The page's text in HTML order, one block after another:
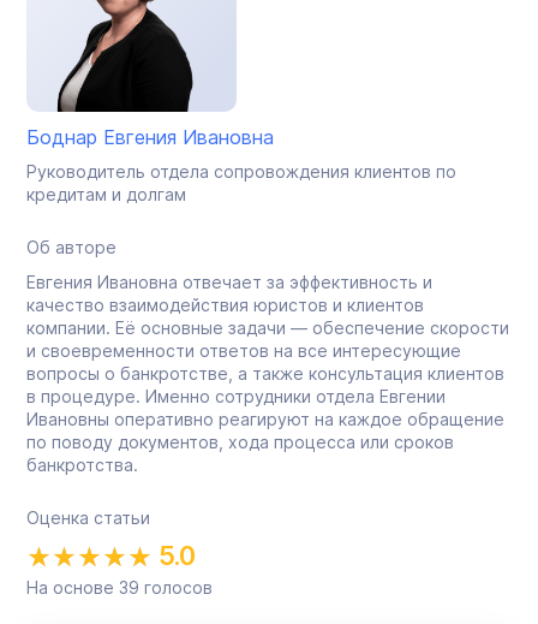
Боднар Евгения Ивановна
Руководитель отдела сопровождения клиентов по
кредитам и долгам
Об авторе
Евгения Ивановна отвечает за эффективность и
качество взаимодействия юристов и клиентов
компании. Её основные задачи — обеспечение скорости
и своевременности ответов на все интересующие
вопросы о банкротстве, а также консультация клиентов
в процедуре. Именно сотрудники отдела Евгении
Ивановны оперативно реагируют на каждое обращение
по поводу документов, хода процесса или сроков
банкротства.
Оценка статьи
5.0
На основе 39 голосов